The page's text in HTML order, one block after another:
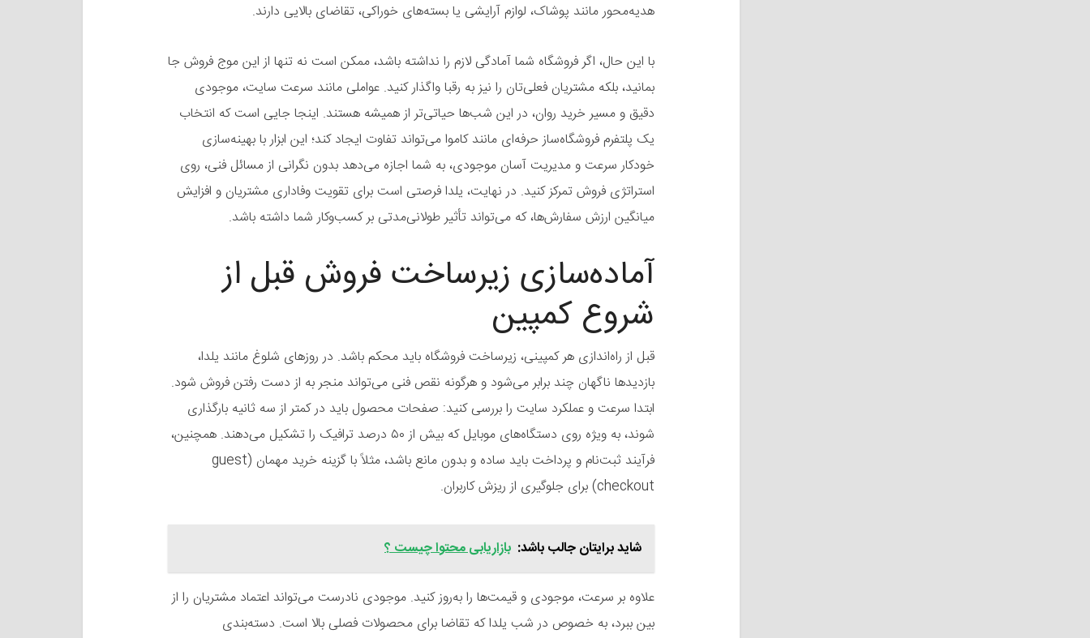
هدیه‌محور مانند پوشاک، لوازم آرایشی یا بسته‌های خوراکی، تقاضای بالایی دارند.
با این حال، اگر فروشگاه شما آمادگی لازم را نداشته باشد، ممکن است نه تنها از این موج فروش جا
بمانید، بلکه مشتریان فعلی‌تان را نیز به رقبا واگذار کنید. عواملی مانند سرعت سایت، موجودی
دقیق و مسیر خرید روان، در این شب‌ها حیاتی‌تر از همیشه هستند. اینجا جایی است که انتخاب
یک پلتفرم فروشگاه‌ساز حرفه‌ای مانند کاموا می‌تواند تفاوت ایجاد کند؛ این ابزار با بهینه‌سازی
خودکار سرعت و مدیریت آسان موجودی، به شما اجازه می‌دهد بدون نگرانی از مسائل فنی، روی
استراتژی فروش تمرکز کنید. در نهایت، یلدا فرصتی است برای تقویت وفاداری مشتریان و افزایش
میانگین ارزش سفارش‌ها، که می‌تواند تأثیر طولانی‌مدتی بر کسب‌وکار شما داشته باشد.
آماده‌سازی زیرساخت فروش قبل از
شروع کمپین
قبل از راه‌اندازی هر کمپینی، زیرساخت فروشگاه باید محکم باشد. در روزهای شلوغ مانند یلدا،
بازدیدها ناگهان چند برابر می‌شود و هرگونه نقص فنی می‌تواند منجر به از دست رفتن فروش شود.
ابتدا سرعت و عملکرد سایت را بررسی کنید: صفحات محصول باید در کمتر از سه ثانیه بارگذاری
شوند، به ویژه روی دستگاه‌های موبایل که بیش از ۵۰ درصد ترافیک را تشکیل می‌دهند. همچنین،
فرآیند ثبت‌نام و پرداخت باید ساده و بدون مانع باشد، مثلاً با گزینه خرید مهمان (guest
checkout) برای جلوگیری از ریزش کاربران.
شاید برایتان جالب باشد: بازاریابی محتوا چیست ؟
علاوه بر سرعت، موجودی و قیمت‌ها را به‌روز کنید. موجودی نادرست می‌تواند اعتماد مشتریان را از
بین ببرد، به خصوص در شب یلدا که تقاضا برای محصولات فصلی بالا است. دسته‌بندی